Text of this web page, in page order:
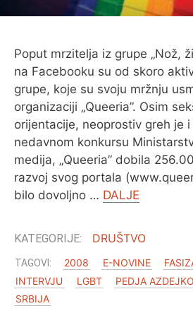
Poput mrzitelja iz grupe „Nož,
na Facebooku su od skoro
grupe, koje su svoju mržnju
organizaciji „Queeria”. Osim
orijentacije, neoprostiv greh je
nedavnom konkursu
medija, „Queeria” dobila
razvoj svog portala
bilo dovoljno … DALJE
DRUŠTVO
2008 E-NOVINE
INTERVJU
LGBT PEDJA
SRBIJA